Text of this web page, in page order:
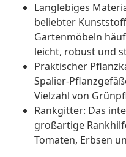
Langlebiges
beliebter
Gartenmöbeln
leicht, robust und
Praktischer
Spalier-
Vielzahl von
Rankgitter: Das
großartige
Tomaten, Erbsen